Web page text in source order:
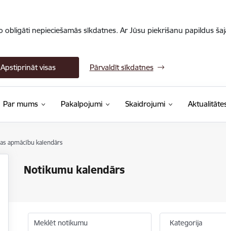
nepieciešamās sīkdatnes. Ar Jūsu piekrišanu papildus
Apstiprināt visas Pārvaldīt sīkdatnes
Par mums Pakalpojumi Skaidrojumi
apmācību kalendārs
Notikumu kalendārs
Meklēt notikumu Kategorija